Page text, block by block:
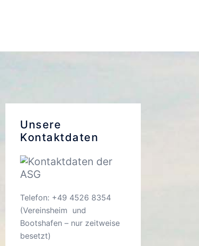
Unsere
Kontaktdaten
Telefon: +49 4526 8354
(Vereinsheim und
Bootshafen – nur zeitweise
besetzt)